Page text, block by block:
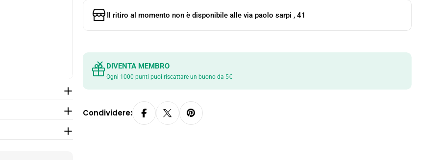
Il ritiro al momento non è disponibile alle via paolo sarpi , 41
DIVENTA MEMBRO
Ogni 1000 punti puoi riscattare un buono da 5€
Condividere: